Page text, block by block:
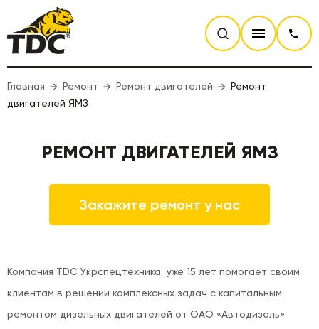
Главная Ремонт Ремонт двигателей
Ремонт
двигателей ЯМЗ
РЕМОНТ ДВИГАТЕЛЕЙ ЯМЗ
Закажите ремонт у нас
Компания TDC Укрспецтехника уже 15 лет помогает своим
клиентам в решении комплексных задач с капитальным
ремонтом дизельных двигателей от ОАО «Автодизель»